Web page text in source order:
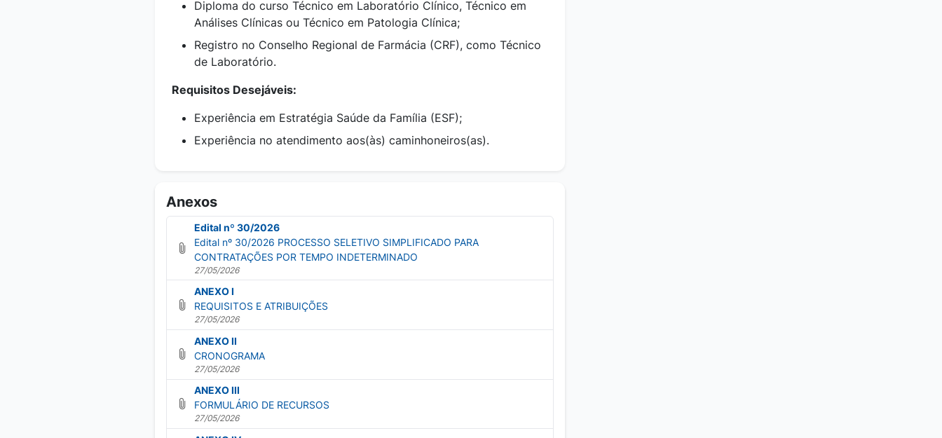
Diploma do curso Técnico em Laboratório Clínico, Técnico em
Análises Clínicas ou Técnico em Patologia Clínica;
Registro no Conselho Regional de Farmácia (CRF), como Técnico
de Laboratório.
Requisitos Desejáveis:
Experiência em Estratégia Saúde da Família (ESF);
Experiência no atendimento aos(às) caminhoneiros(as).
Anexos
Edital nº 30/2026
Edital nº 30/2026 PROCESSO SELETIVO SIMPLIFICADO PARA
CONTRATAÇÕES POR TEMPO INDETERMINADO
27/05/2026
ANEXO I
REQUISITOS E ATRIBUIÇÕES
27/05/2026
ANEXO II
CRONOGRAMA
27/05/2026
ANEXO III
FORMULÁRIO DE RECURSOS
27/05/2026